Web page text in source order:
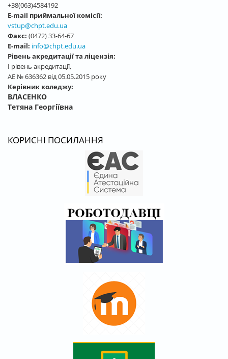
+38(063)4584192
E-mail приймальної комісії:
vstup@chpt.edu.ua
Факс: (0472) 33-64-67
E-mail: info@chpt.edu.ua
Рівень акредитації та ліцензія:
І рівень акредитації,
АЕ № 636362 від 05.05.2015 року
Керівник коледжу:
ВЛАСЕНКО
Тетяна Георгіївна
КОРИСНІ ПОСИЛАННЯ